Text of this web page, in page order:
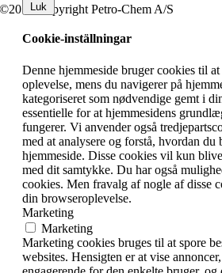
©2019 Copyright Petro-Chem A/S
Luk
Cookie-inställningar
Denne hjemmeside bruger cookies til
oplevelse, mens du navigerer på
kategoriseret som nødvendige gemt i
essentielle for at hjemmesidens
fungerer. Vi anvender også
med at analysere og forstå, hvordan du
hjemmeside. Disse cookies vil kun
med dit samtykke. Du har også
cookies. Men fravalg af nogle af disse
din browseroplevelse.
Marketing
Marketing
Marketing cookies bruges til at spore
websites. Hensigten er at vise